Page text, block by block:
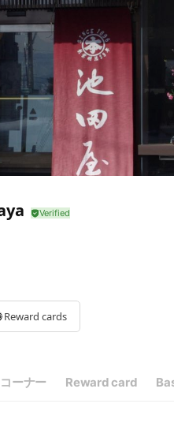
Reward cards
ーナー Reward card